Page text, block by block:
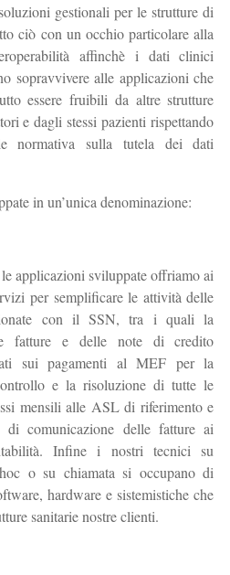
gestionali per le strutture di
ciò con un occhio particolare alla
affinchè i dati clinici
sopravvivere alle applicazioni che
essere fruibili da altre strutture
e dagli stessi pazienti rispettando
normativa sulla tutela dei dati
in un’unica denominazione:
applicazioni sviluppate offriamo ai
per semplificare le attività delle
con il SSN, tra i quali la
fatture e delle note di credito
sui pagamenti al MEF per la
e la risoluzione di tutte le
mensili alle ASL di riferimento e
di comunicazione delle fatture ai
Infine i nostri tecnici su
o su chiamata si occupano di
hardware e sistemistiche che
sanitarie nostre clienti.